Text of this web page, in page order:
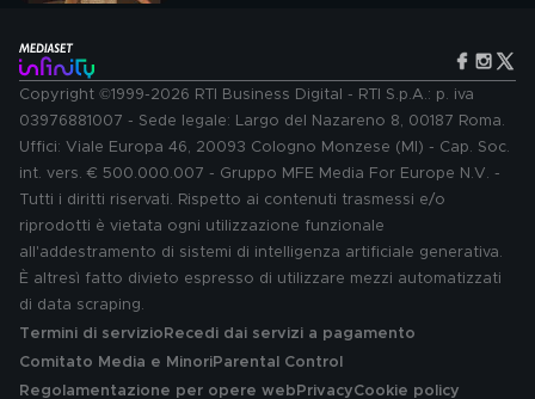
Copyright ©1999-2026 RTI Business Digital - RTI S.p.A.: p. iva
03976881007 - Sede legale: Largo del Nazareno 8, 00187 Roma.
Uffici: Viale Europa 46, 20093 Cologno Monzese (MI) - Cap. Soc.
int. vers. € 500.000.007 - Gruppo MFE Media For Europe N.V. -
Tutti i diritti riservati. Rispetto ai contenuti trasmessi e/o
riprodotti è vietata ogni utilizzazione funzionale
all'addestramento di sistemi di intelligenza artificiale generativa.
È altresì fatto divieto espresso di utilizzare mezzi automatizzati
di data scraping.
Termini di servizio Recedi dai servizi a pagamento
Comitato Media e MinoriParental Control
Regolamentazione per opere web PrivacyCookie policy